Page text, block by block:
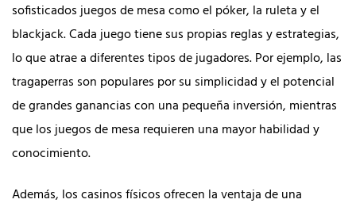
sofisticados juegos de mesa como el póker, la ruleta y el
blackjack. Cada juego tiene sus propias reglas y estrategias,
lo que atrae a diferentes tipos de jugadores. Por ejemplo, las
tragaperras son populares por su simplicidad y el potencial
de grandes ganancias con una pequeña inversión, mientras
que los juegos de mesa requieren una mayor habilidad y
conocimiento.
Además, los casinos físicos ofrecen la ventaja de una